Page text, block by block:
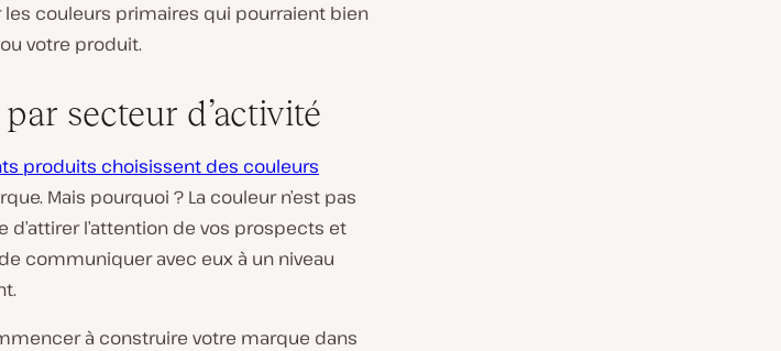
couleurs primaires qui pourraient bien
votre produit.
secteur d’activité
produits choisissent des couleurs
Mais pourquoi ? La couleur n’est pas
l’attention de vos prospects et
communiquer avec eux à un niveau
à construire votre marque dans